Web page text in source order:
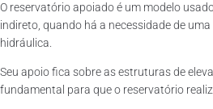
O reservatório apoiado é um modelo
indireto, quando há a necessidade de
hidráulica.
Seu apoio fica sobre as estruturas de
fundamental para que o reservatório